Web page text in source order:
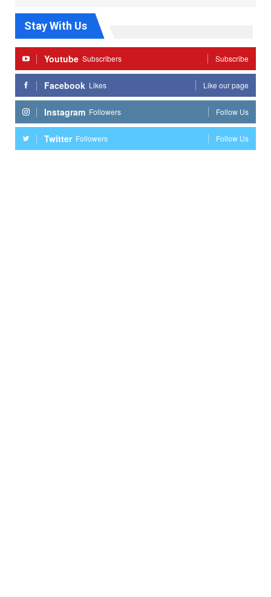
Stay With Us
Youtube Subscribers Subscribe
Facebook Likes Like our page
Instagram Followers Follow Us
Twitter Followers Follow Us